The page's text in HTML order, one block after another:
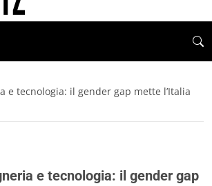
e tecnologia: il gender gap mette l’Italia
e tecnologia: il gender gap